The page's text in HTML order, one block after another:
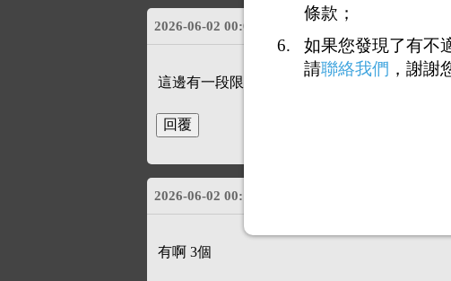
2026-06-02 00:07:51 39.12.83.160
這邊有一段限制閱讀文字.
2026-06-02 00:11:04
有啊 3個
條款；
如果您發現了有不
請聯絡我們 ，謝謝